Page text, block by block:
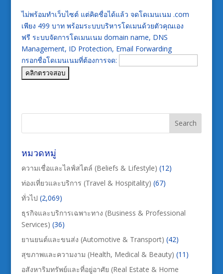
ไม่พร้อมทำเว็บไซต์ แต่คิดชื่อได้แล้ว จดโดเมนเนม .com
เพียง 499 บาท พร้อมระบบบริหารโดเมนด้วยตัวคุณเอง
ฟรี ระบบจัดการโดเมนเนม domain name, DNS
Management, ID Protection, Email Forwarding
กรอกชื่อโดเมนเนมที่ต้องการจด:
หมวดหมู่
ความเชื่อและไลฟ์สไตล์ (Beliefs & Lifestyle) (12)
ท่องเที่ยวและบริการ (Travel & Hospitality) (67)
ทั่วไป (2,069)
ธุรกิจและบริการเฉพาะทาง (Business & Professional
Services) (36)
ยานยนต์และขนส่ง (Automotive & Transport) (42)
สุขภาพและความงาม (Health, Medical & Beauty) (11)
อสังหาริมทรัพย์และที่อยู่อาศัย (Real Estate & Home